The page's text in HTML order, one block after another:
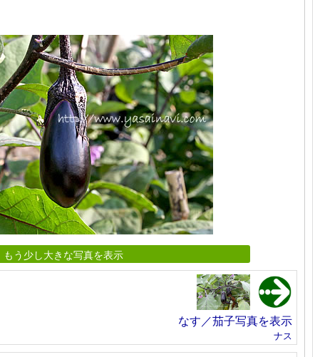
もう少し大きな写真を表示
なす／茄子写真を表示
ナス